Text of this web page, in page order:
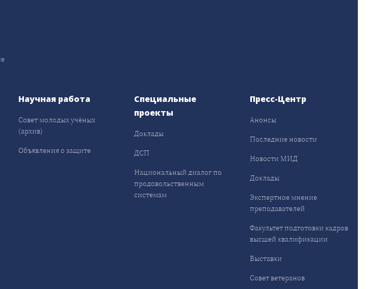
Научная работа
Совет молодых учёных
(архив)
Объявления о защите
Специальные
проекты
Доклады
ДСП
Национальный диалог по
продовольственным
системам
Пресс-Центр
Анонсы
Последние новости
Новости МИД
Доклады
Экспертное мнение
преподавателей
Факультет подготовки кадров
высшей квалификации
Выставки
Совет ветеранов